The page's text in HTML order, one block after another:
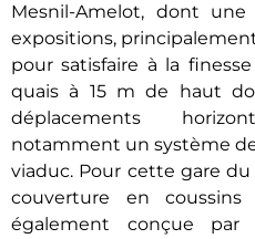
Mesnil-Amelot, dont
expositions,
pour satisfaire à la
quais à 15 m de haut
déplacements
notamment un système
viaduc. Pour cette gare
couverture en
également conçue